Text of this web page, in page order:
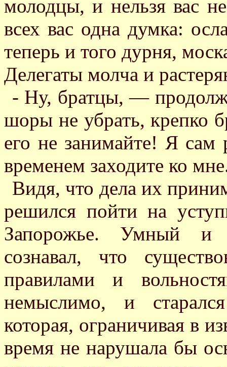
молодцы, и нельзя вас
всех вас одна думка:
теперь и того дурня,
Делегаты молча и
- Ну, братцы, —
шоры не убрать, крепко
его не занимайте! Я сам
временем заходите ко
Видя, что дела их
решился пойти на
Запорожье. Умный и
сознавал, что
правилами и
немыслимо, и
которая, ограничивая в
время не нарушала бы